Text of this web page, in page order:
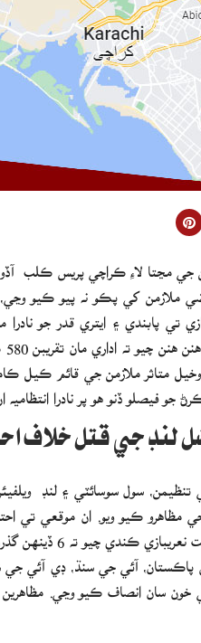
جي مڃتا لاءِ ڪراچي پريس ڪلب آڏو
ملازمن کي پڪو نه پيو ڪيو وڃي،
پابندي ۽ ايتري قدر جو نادرا
متاثر ملازمن جي قائم ڪيل
جو فيصلو ڏنو هو پر نادرا
لنڊ جي قتل خلاف
مظاهرو ڪيو ويو. ان موقعي تي
حسين لنڊ، الله وسايو
آئي جي سنڌ، ڊي آئي جي
سان انصاف ڪيو وڃي. مظاهرين